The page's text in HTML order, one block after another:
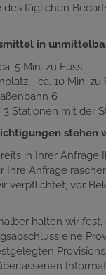
des täglichen
in
5 Min. zu Fuss
- ca. 10 Min.
6
Stationen mit der
stehen
in Ihrer Anfrage
Ihre Anfrage
verpflichtet, vor
halten wir fest,
eine